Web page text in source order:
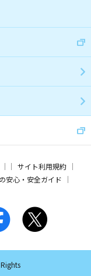
サイト利用規約
安心・安全ガイド